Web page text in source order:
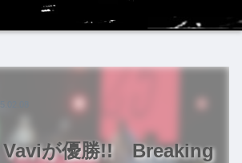
Vaviが優勝!! Breaking